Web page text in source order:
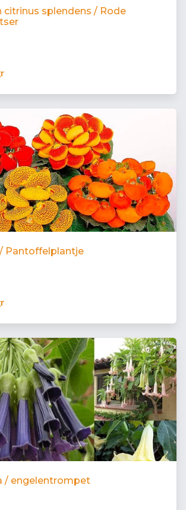
citrinus splendens / Rode
Pantoffelplantje
/ engelentrompet